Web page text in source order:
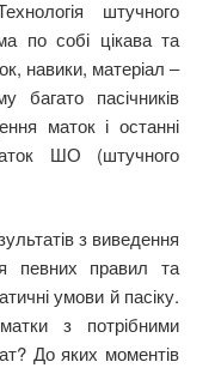
штучного
по собі цікава та
навики, матеріал ‒
багато пасічників
маток і останні
ШО (штучного
з виведення
певних правил та
умови й пасіку.
з потрібними
До яких моментів